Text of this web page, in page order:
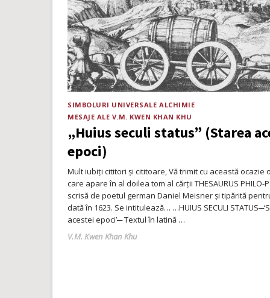
SIMBOLURI UNIVERSALE ALCHIMIE
MESAJE ALE V.M. KWEN KHAN KHU
„Huius seculi status” (Starea
epoci)
Mult iubiți cititori și cititoare, Vă trimit cu această ocazie
care apare în al doilea tom al cărții THESAURUS PHILO-
scrisă de poetul german Daniel Meisner și tipărită
dată în 1623. Se intitulează… …HUIUS SECULI
acestei epoci’─ Textul în latină …
Author
V.M. Kwen Khan Khu